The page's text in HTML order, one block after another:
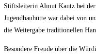
Stiftsleiterin Almut Kautz bei
Jugendbauhütte war dabei von
die Weitergabe traditionellen
Besondere Freude über die